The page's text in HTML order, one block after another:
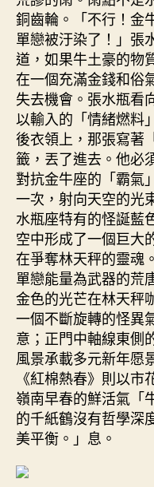
銅齒輪。「不行！金
單戀被汙染了！」張
道，如果牛土豪的物
在一個充滿金錢和俗
失去機會。張水瓶看
以輸入的「情緒燃料
後衣領上，那張寫著
籤，丟了進去。他必
對抗金牛座的「霸氣
一次，射向天空的光
水瓶座特有的怪誕藍
空中形成了一個巨大
在爭奪林天秤的靈魂
單戀能量為武器的荒
金色的光芒在林天秤
一個不斷旋轉的怪異
意；正門中軸線東側
風景承載多元新年愿
《紅棉熱春》則以
嶺南早春的鮮活氣「
的千紙鶴沒有哲學深
美平衡。」息。